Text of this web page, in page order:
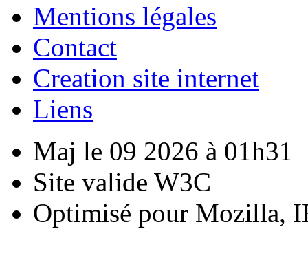
Mentions légales
Contact
Creation site internet
Liens
Maj le 09 2026 à 01h31
Site valide W3C
Optimisé pour Mozilla,